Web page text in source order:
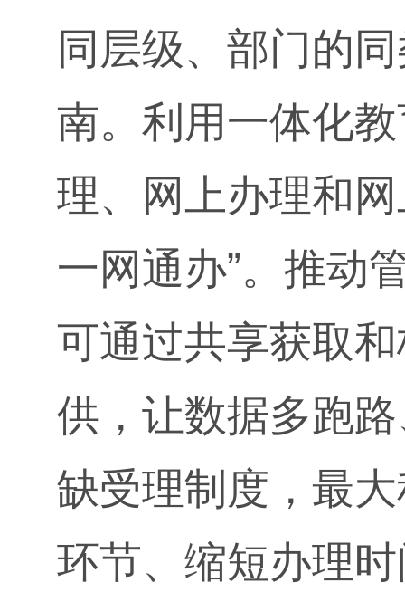
同层级、部门的
南。利用一体化
理、网上办理和
一网通办”。推动
可通过共享获取
供，让数据多跑
缺受理制度，最
环节、缩短办理